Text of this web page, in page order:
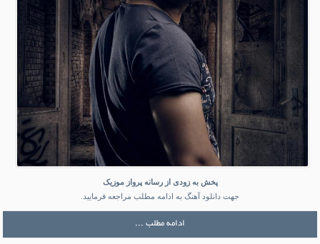
پخش به زودی از رسانه پرواز موزیک
جهت دانلود آهنگ به ادامه مطلب مراجعه فرمایید.
ادامه مطلب ...